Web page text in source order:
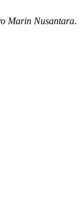
Marin Nusantara.